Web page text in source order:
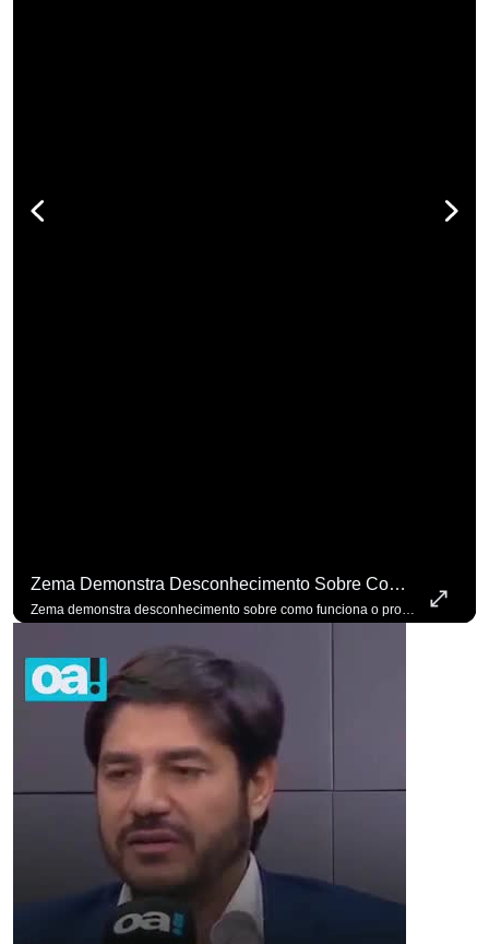
Zema Demonstra Desconhecimento Sobre Como Funciona O Processo De Mudança Das Leis. #OAntagonista